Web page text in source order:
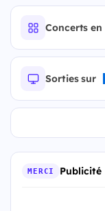
Concerts en
Sorties sur
MERCI Publicité